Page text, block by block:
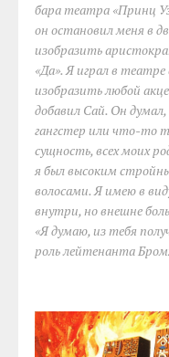
бара театра «Принц
он остановил меня в
изобразить
«Да». Я играл в
изобразить любой
добавил Сай. Он
гангстер или что-то
сущность, всех моих
я был высоким
волосами. Я имею в
внутри, но внешне
«Я думаю, из тебя
роль лейтенанта